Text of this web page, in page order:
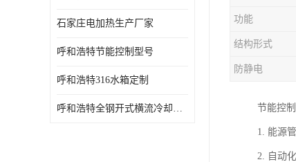
石家庄电加热生产厂家
呼和浩特节能控制型号
呼和浩特316水箱定制
呼和浩特全钢开式横流冷却塔型号
功能
结构形式
防静电
节能控
1. 能源
2. 自动